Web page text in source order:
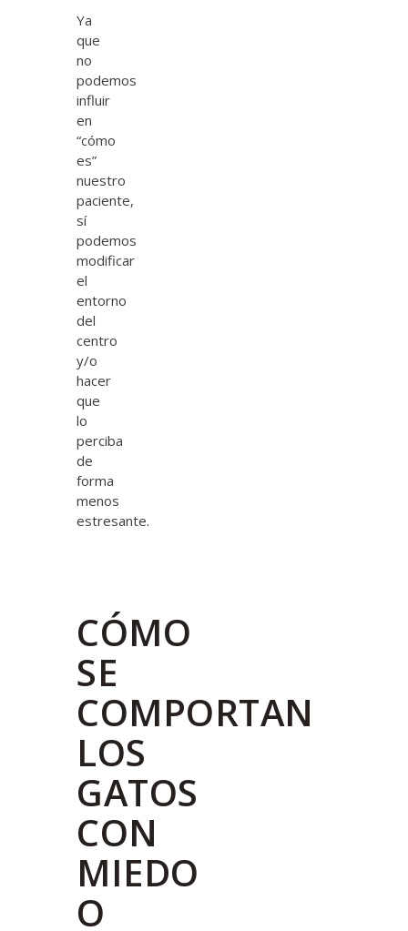
Ya
que
no
podemos
influir
en
“cómo
es”
nuestro
paciente,
sí
podemos
modificar
el
entorno
del
centro
y/o
hacer
que
lo
perciba
de
forma
menos
estresante.
CÓMO
SE
COMPORTAN
LOS
GATOS
CON
MIEDO
O